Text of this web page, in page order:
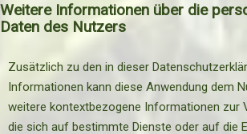
Weitere Informationen über die
Daten des Nutzers
Zusätzlich zu den in dieser
Informationen kann diese Anwendung dem
weitere kontextbezogene Informationen zur
die sich auf bestimmte Dienste oder auf die